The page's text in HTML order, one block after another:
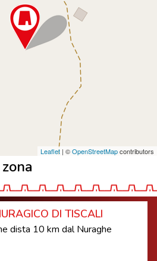
Leaflet | ©OpenStreetMapcontributors
DI TISCALI
dista 10 km dal Nuraghe